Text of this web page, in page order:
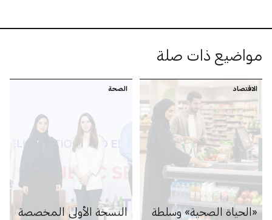
مواضيع ذات صلة
الاقتصاد
«الحياة الصحية» وسلطة
الصحة
النسخة الأولى المخصصة